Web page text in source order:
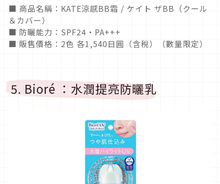
■ 商品名稱：KATE涼感BB霜 / ケイト ザBB（クール
＆カバー）
■ 防曬能力：SPF24・PA+++
■ 販售價格：2色 各1,540日圓（含稅）（數量限定）
5. Bioré ：水潤提亮防曬乳